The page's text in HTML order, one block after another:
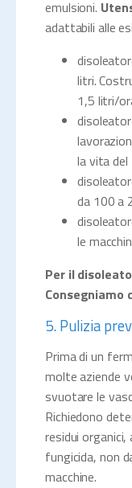
emulsioni.
adattabili alle
litri.
1,5 litri/
la vita del
da 100 a
le
Per il
Consegniamo
5. Pulizia
Prima di un
molte aziende
svuotare le
Richiedono
residui
fungicida, non
macchine.